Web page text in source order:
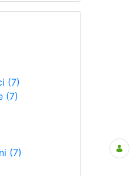
(7)
(7)
(7)